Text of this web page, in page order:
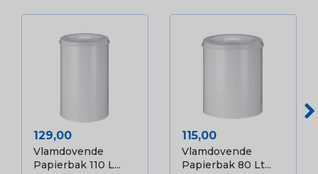
Prijs
129,00
Vlamdovende
Papierbak 110 L...
Prijs
115,00
Vlamdovende
Papierbak 80 Lt...